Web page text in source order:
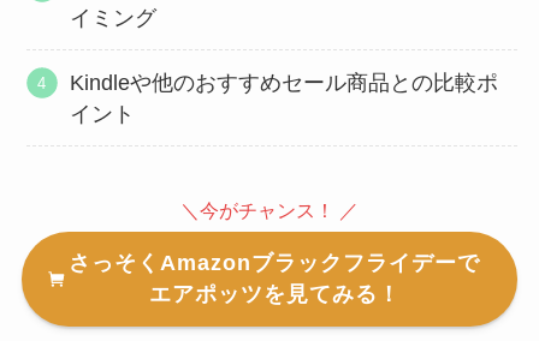
イミング
Kindleや他のおすすめセール商品との比較ポ
イント
＼今がチャンス！ ／
さっそくAmazonブラックフライデーで
エアポッツを見てみる！